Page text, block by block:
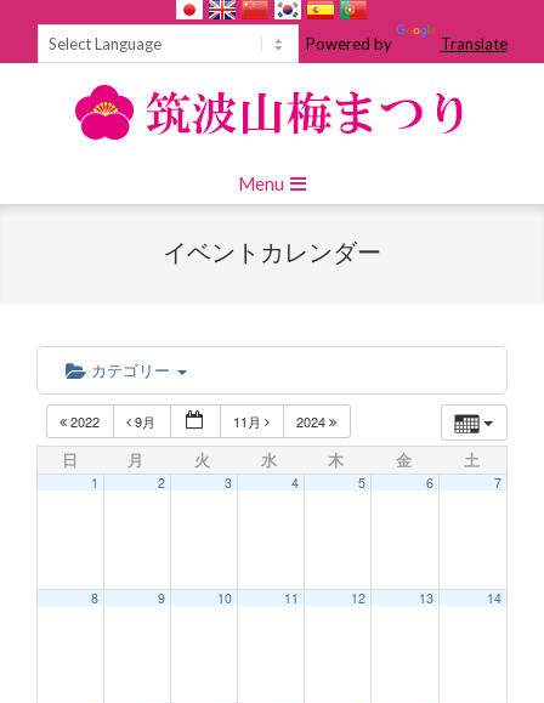
Powered by Translate
Navigation
Menu
イベントカレンダー
カテゴリー
2022 9月 11月 2024
日 月 火 水 木 金 土
1 2 3 4 5 6 7
8 9 10 11 12 13 14